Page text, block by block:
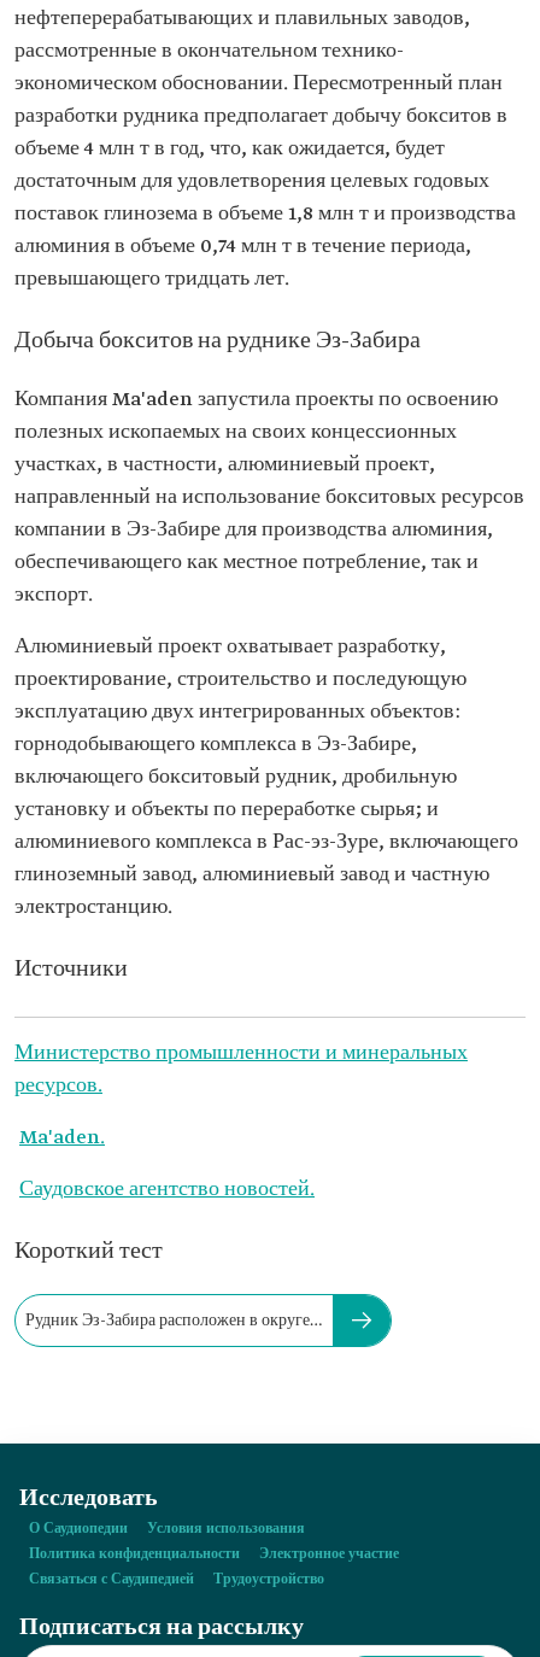
нефтеперерабатывающих и плавильных заводов,
рассмотренные в окончательном технико-
экономическом обосновании. Пересмотренный план
разработки рудника предполагает добычу бокситов в
объеме 4 млн т в год, что, как ожидается, будет
достаточным для удовлетворения целевых годовых
поставок глинозема в объеме 1,8 млн т и производства
алюминия в объеме 0,74 млн т в течение периода,
превышающего тридцать лет.
Добыча бокситов на руднике Эз-Забира
Компания Ma'aden запустила проекты по освоению
полезных ископаемых на своих концессионных
участках, в частности, алюминиевый проект,
направленный на использование бокситовых ресурсов
компании в Эз-Забире для производства алюминия,
обеспечивающего как местное потребление, так и
экспорт.
Алюминиевый проект охватывает разработку,
проектирование, строительство и последующую
эксплуатацию двух интегрированных объектов:
горнодобывающего комплекса в Эз-Забире,
включающего бокситовый рудник, дробильную
установку и объекты по переработке сырья; и
алюминиевого комплекса в Рас-эз-Зуре, включающего
глиноземный завод, алюминиевый завод и частную
электростанцию.
Источники
Министерство промышленности и минеральных
ресурсов.
Ma'aden.
Саудовское агентство новостей.
Короткий тест
Рудник Эз-Забира расположен в округе…
Исследовать
О Саудиопедии
Условия использования
Политика конфиденциальности
Электронное участие
Связаться с Саудипедией
Трудоустройство
Подписаться на рассылку